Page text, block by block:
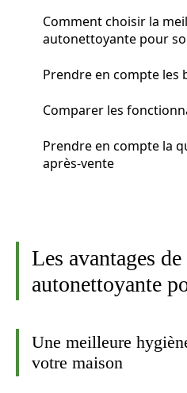
Comment choisir la
autonettoyante pour
Prendre en compte les
Comparer les
Prendre en compte la
après-vente
Les avantages
autonettoyante
Une meilleure
votre maison